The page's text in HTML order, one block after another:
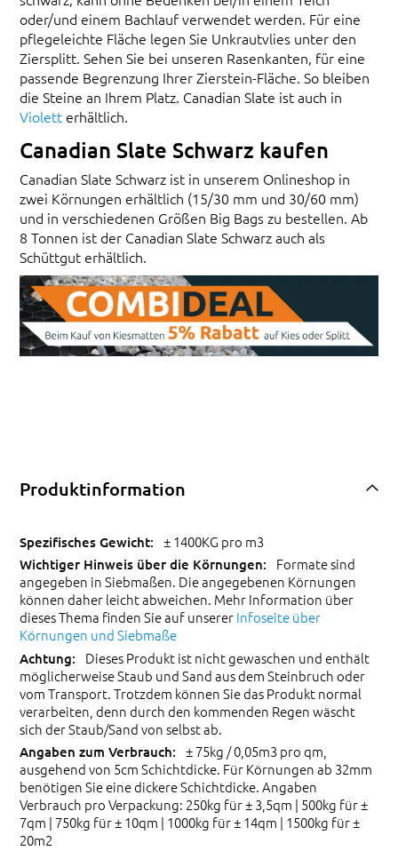
oder/und einem Bachlauf verwendet werden. Für eine
pflegeleichte Fläche legen Sie Unkrautvlies unter den
Ziersplitt. Sehen Sie bei unseren Rasenkanten, für eine
passende Begrenzung Ihrer Zierstein-Fläche. So bleiben
die Steine an Ihrem Platz. Canadian Slate ist auch in
Violett erhältlich.
Canadian Slate Schwarz kaufen
Canadian Slate Schwarz ist in unserem Onlineshop in
zwei Körnungen erhältlich (15/30 mm und 30/60 mm)
und in verschiedenen Größen Big Bags zu bestellen. Ab
8 Tonnen ist der Canadian Slate Schwarz auch als
Schüttgut erhältlich.
Produktinformation
± 1400KG pro m3
Formate sind
angegeben in Siebmaßen. Die angegebenen Körnungen
können daher leicht abweichen. Mehr Information über
dieses Thema finden Sie auf unsererInfoseite über
Körnungen und Siebmaße
Dieses Produkt ist nicht gewaschen und enthält
möglicherweise Staub und Sand aus dem Steinbruch oder
vom Transport. Trotzdem können Sie das Produkt normal
verarbeiten, denn durch den kommenden Regen wäscht
sich der Staub/Sand von selbst ab.
± 75kg / 0,05m3 pro qm,
ausgehend von 5cm Schichtdicke. Für Körnungen ab 32mm
benötigen Sie eine dickere Schichtdicke. Angaben
Verbrauch pro Verpackung: 250kg für ± 3,5qm | 500kg für ±
7qm | 750kg für ± 10qm | 1000kg für ± 14qm | 1500kg für ±
20m2